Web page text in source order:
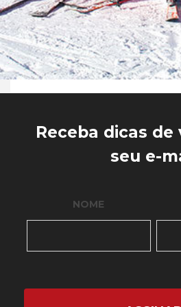
Receba dicas de
seu e-
NOME